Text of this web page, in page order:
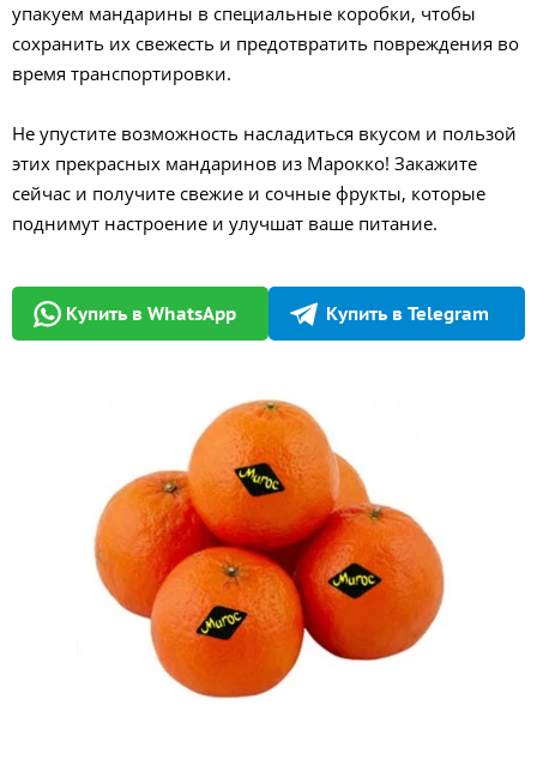
упакуем мандарины в специальные коробки, чтобы
сохранить их свежесть и предотвратить повреждения во
время транспортировки.
Не упустите возможность насладиться вкусом и пользой
этих прекрасных мандаринов из Марокко! Закажите
сейчас и получите свежие и сочные фрукты, которые
поднимут настроение и улучшат ваше питание.
Купить в WhatsApp Купить в Telegram